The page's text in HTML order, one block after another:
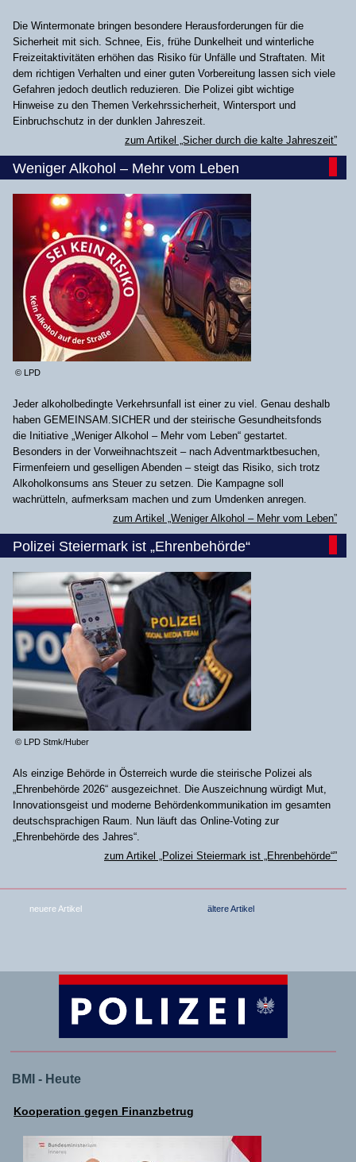
Die Wintermonate bringen besondere Herausforderungen für die
Sicherheit mit sich. Schnee, Eis, frühe Dunkelheit und winterliche
Freizeitaktivitäten erhöhen das Risiko für Unfälle und Straftaten. Mit
dem richtigen Verhalten und einer guten Vorbereitung lassen sich viele
Gefahren jedoch deutlich reduzieren. Die Polizei gibt wichtige
Hinweise zu den Themen Verkehrssicherheit, Wintersport und
Einbruchschutz in der dunklen Jahreszeit.
zum Artikel „Sicher durch die kalte Jahreszeit”
Weniger Alkohol – Mehr vom Leben
© LPD
Jeder alkoholbedingte Verkehrsunfall ist einer zu viel. Genau deshalb
haben GEMEINSAM.SICHER und der steirische Gesundheitsfonds
die Initiative „Weniger Alkohol – Mehr vom Leben“ gestartet.
Besonders in der Vorweihnachtszeit – nach Adventmarktbesuchen,
Firmenfeiern und geselligen Abenden – steigt das Risiko, sich trotz
Alkoholkonsums ans Steuer zu setzen. Die Kampagne soll
wachrütteln, aufmerksam machen und zum Umdenken anregen.
zum Artikel „Weniger Alkohol – Mehr vom Leben”
Polizei Steiermark ist „Ehrenbehörde“
© LPD Stmk/Huber
Als einzige Behörde in Österreich wurde die steirische Polizei als
„Ehrenbehörde 2026“ ausgezeichnet. Die Auszeichnung würdigt Mut,
Innovationsgeist und moderne Behördenkommunikation im gesamten
deutschsprachigen Raum. Nun läuft das Online-Voting zur
„Ehrenbehörde des Jahres“.
zum Artikel „Polizei Steiermark ist „Ehrenbehörde“”
neuere Artikel ältere Artikel
BMI - Heute
Kooperation gegen Finanzbetrug